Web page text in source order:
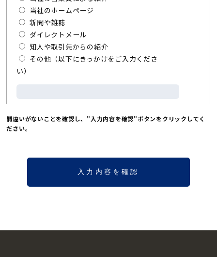
当社のホームページ
新聞や雑誌
ダイレクトメール
知人や取引先からの紹介
その他（以下にきっかけをご入力くださ
い）
間違いがないことを確認し、"入力内容を確認"ボタンをクリックしてく
ださい。